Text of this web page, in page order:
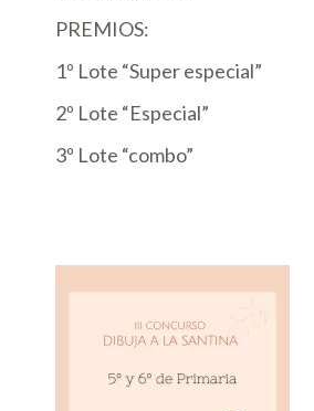
PREMIOS:
1º Lote “Super especial”
2º Lote “Especial”
3º Lote “combo”